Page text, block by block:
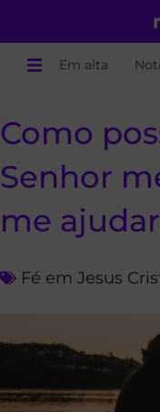
Em alta
Como
Senhor
me
Fé em Jesus